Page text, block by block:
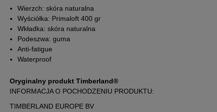
44 28 cm
44,5 28,5 cm
45,5 29,5 cm Powiadom o dostępności
Wierzch: skóra naturalna
Wyściółka: Primaloft 400 gr
Wkładka: skóra naturalna
Podeszwa: guma
Anti-fatigue
Waterproof
Oryginalny produkt Timberland®
INFORMACJA O POCHODZENIU PRODUKTU:
TIMBERLAND EUROPE BV